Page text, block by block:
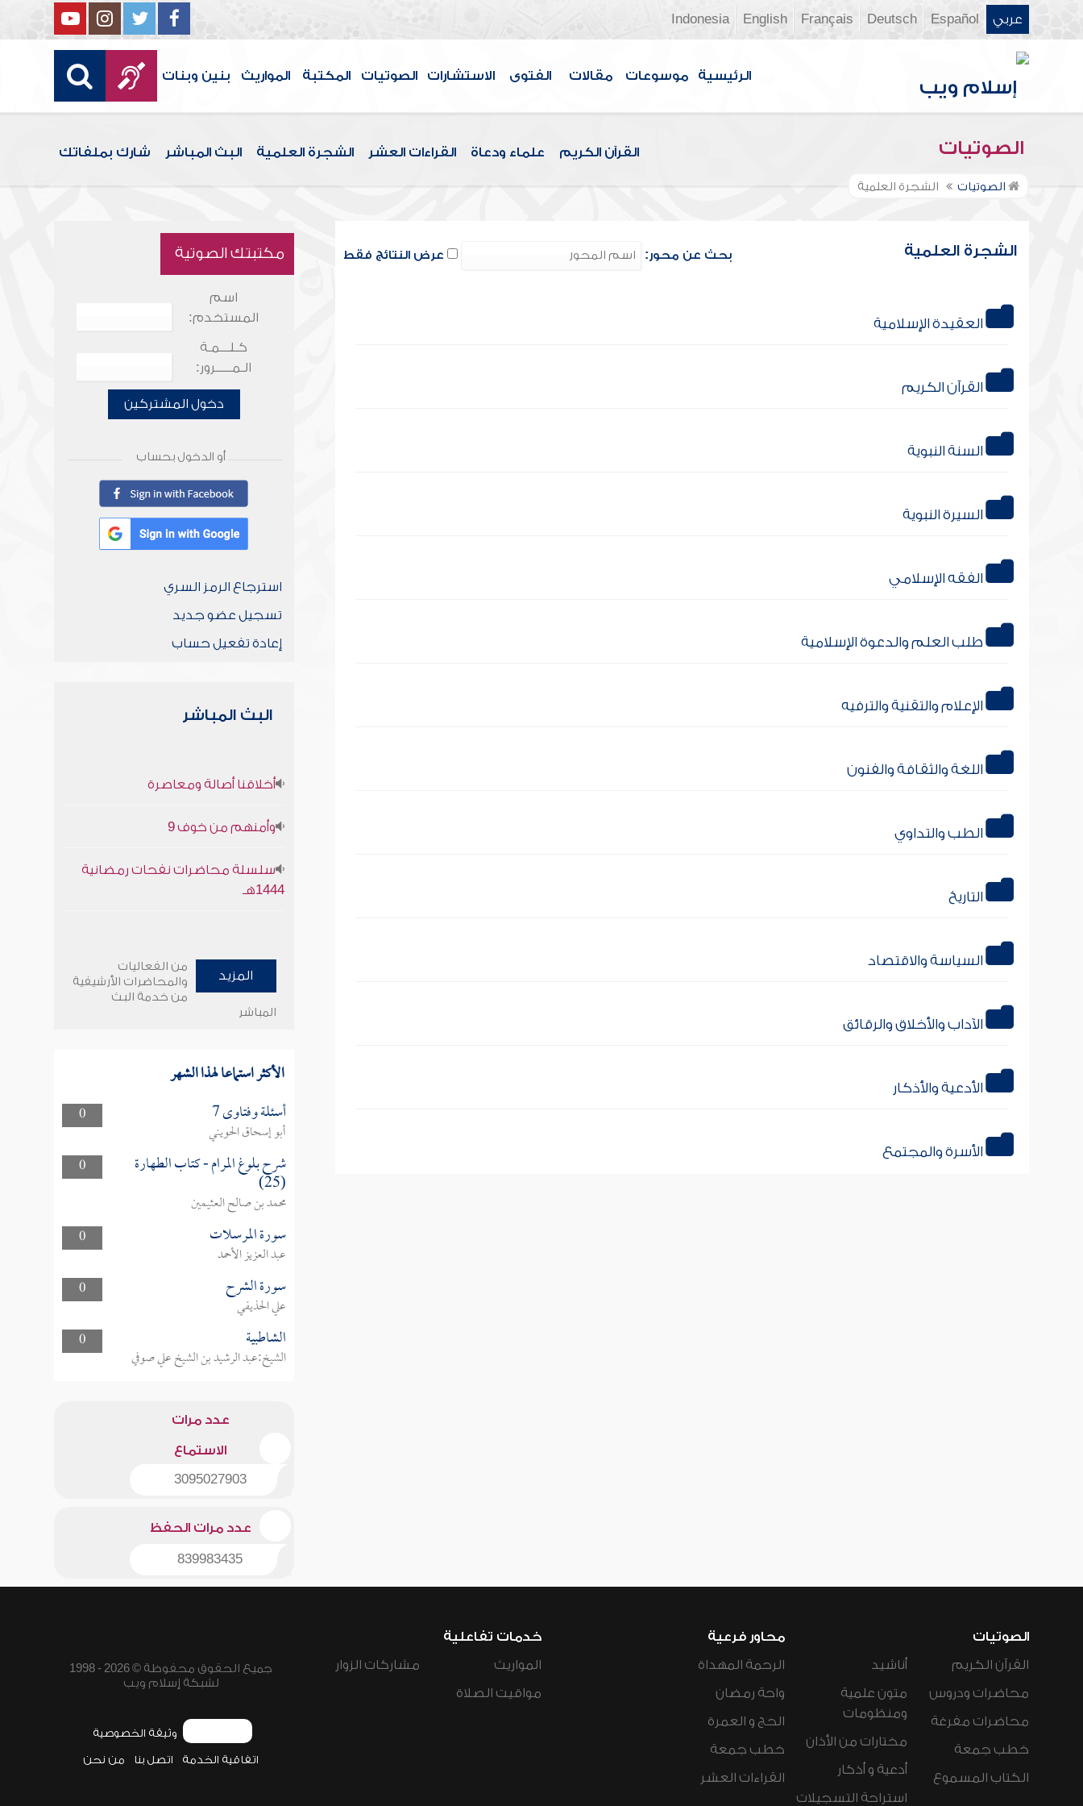
عربي Español
Deutsch
Français
English
Indonesia
الرئيسية موسوعات مقالات الفتوى الاستشارات الصوتيات المكتبة المواريث بنين وبنات
الصوتيات القرآن الكريم علماء ودعاة القراءات العشر الشجرة العلمية البث المباشر شارك بملفاتك
الصوتيات الشجرة العلمية
الشجرة العلمية بحث عن محور: عرض النتائج فقط
العقيدة الإسلامية
القرآن الكريم
السنة النبوية
السيرة النبوية
الفقه الإسلامي
طلب العلم والدعوة الإسلامية
الإعلام والتقنية والترفيه
اللغة والثقافة والفنون
الطب والتداوي
التاريخ
السياسة والاقتصاد
الآداب والأخلاق والرقائق
الأدعية والأذكار
الأسرة والمجتمع
مكتبتك الصوتية
اسم
المستخدم:
كـلـــمـة
الـمـــــرور:
دخول المشتركين
أو الدخول بحساب
استرجاع الرمز السري
تسجيل عضو جديد
إعادة تفعيل حساب
البث المباشر
أخلاقنا أصالة ومعاصرة
وأمنهم من خوف 9
سلسلة محاضرات نفحات رمضانية
1444هـ
المزيد
من الفعاليات
والمحاضرات الأرشيفية
من خدمة البث
المباشر
الأكثر استماعا لهذا الشهر
0 أسئلة وفتاوى 7
أبو إسحاق الحويني
0
شرح بلوغ المرام - كتاب الطهارة
(25)
محمد بن صالح العثيمين
0
سورة المرسلات
عبد العزيز الأحمد
0
سورة الشرح
علي الحذيفي
0
الشاطبية
الشيخ:عبد الرشيد بن الشيخ علي صوفي
عدد مرات
الاستماع
3095027903
عدد مرات الحفظ
839983435
الصوتيات
القرآن الكريم
محاضرات ودروس
محاضرات مفرغة
خطب جمعة
الكتاب المسموع
أناشيد
متون علمية
ومنظومات
مختارات من الأذان
أدعية و أذكار
استراحة التسجيلات
محاور فرعية
الرحمة المهداة
واحة رمضان
الحج و العمرة
خطب جمعة
القراءات العشر
خدمات تفاعلية
المواريث
مواقيت الصلاة
مشاركات الزوار
جميع الحقوق محفوظة © 2026 - 1998
لشبكة إسلام ويب
وثيقة الخصوصية
اتفاقية الخدمة اتصل بنا من نحن